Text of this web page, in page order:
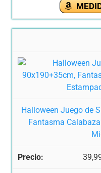
Halloween Juego de
Fantasma